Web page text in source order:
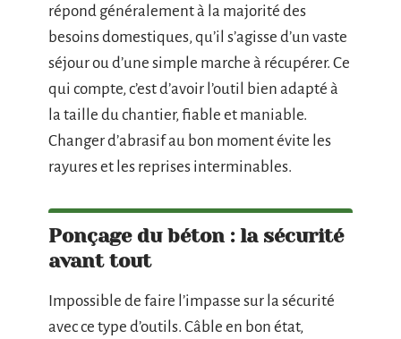
répond généralement à la majorité des
besoins domestiques, qu’il s’agisse d’un vaste
séjour ou d’une simple marche à récupérer. Ce
qui compte, c’est d’avoir l’outil bien adapté à
la taille du chantier, fiable et maniable.
Changer d’abrasif au bon moment évite les
rayures et les reprises interminables.
Ponçage du béton : la sécurité
avant tout
Impossible de faire l’impasse sur la sécurité
avec ce type d’outils. Câble en bon état,